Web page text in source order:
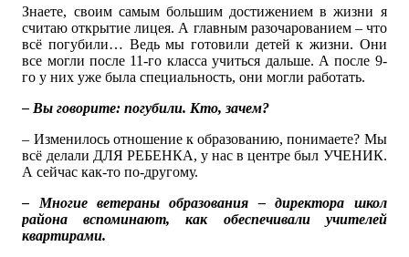
Знаете, своим самым большим достижением в жизни я
считаю открытие лицея. А главным разочарованием – что
всё погубили… Ведь мы готовили детей к жизни. Они
все могли после 11-го класса учиться дальше. А после 9-
го у них уже была специальность, они могли работать.
– Вы говорите: погубили. Кто, зачем?
– Изменилось отношение к образованию, понимаете? Мы
всё делали ДЛЯ РЕБЕНКА, у нас в центре был УЧЕНИК.
А сейчас как-то по-другому.
– Многие ветераны образования – директора школ
района вспоминают, как обеспечивали учителей
квартирами.